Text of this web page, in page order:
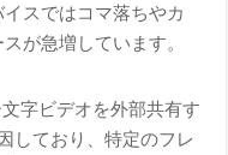
スではコマ落ちやカ
が急増しています。
字ビデオを外部共有す
しており、特定のフレ